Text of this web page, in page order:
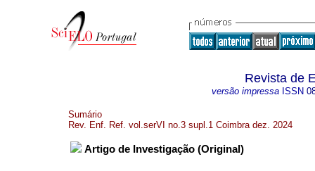
Revista de
versão impressa ISSN
Sumário
Rev. Enf. Ref. vol.serVI no.3 supl.1 Coimbra dez. 2024
Artigo de Investigação (Original)